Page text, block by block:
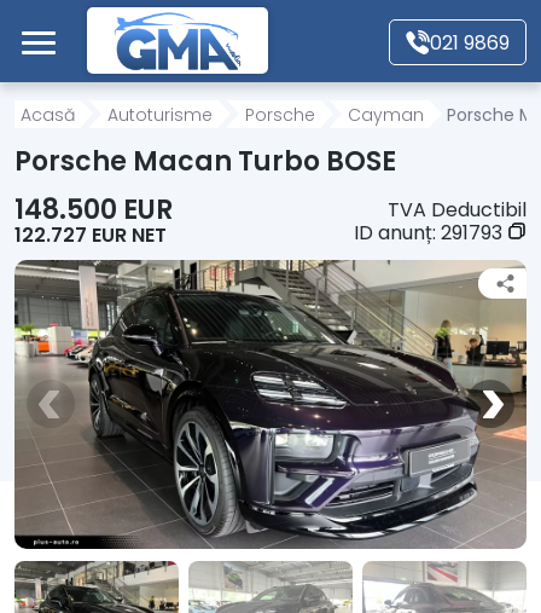
Mergi direct la conținutul principal
021 9869
Acasă
Motociclete
Autoutilitare
Alte tipuri vehicule
Despre Noi
Contact
Acasă Autoturisme Porsche Cayman Porsche
Porsche Macan Turbo BOSE
148.500 EUR
122.727 EUR NET
TVA Deductibil
ID anunț: 291793